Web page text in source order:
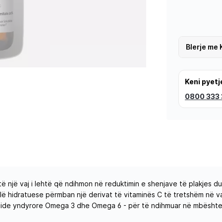
Blerje me
Keni
0800 333
një vaj i lehtë që ndihmon në reduktimin e shenjave të plakjes
hidratuese përmban një derivat të vitaminës C të tretshëm në
yndyrore Omega 3 dhe Omega 6 - për të ndihmuar në